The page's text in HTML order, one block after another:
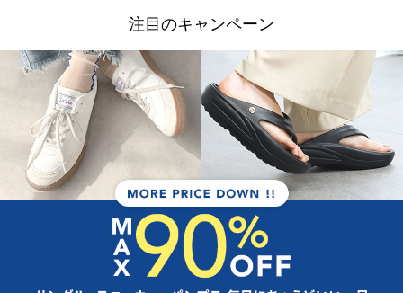
注目のキャンペーン